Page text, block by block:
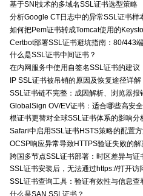
基于SNI技术的多域名SSL证书选型策略
分析Google CT日志中的异常SSL证书样
如何把Pem证书转成Tomcat使用的
什么是SSL证书中间证书？
在内网服务中使用自签名SSL证书的建议
IP SSL证书被吊销的原因及恢复途径详解
SSL证书链不完整：成因解析、浏览器报
GlobalSign OV/EV证书：适合哪些高安
根证书更替对全球SSL证书体系的影响分
Safari中启用SSL证书HSTS策略的配置
OCSP响应异常导致HTTPS验证失败的解
跨国多节点SSL证书部署：时区差异与证
SSL证书安装后，无法通过https://打开访
SSL证书查询工具：验证有效性与信息查
什么是SAN SSL证书？